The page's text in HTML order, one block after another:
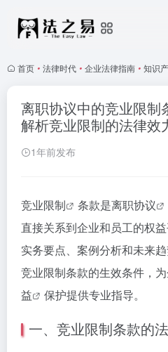
首页 • 法律时代 • 企业法律指南 • 知识
离职协议中的竞业限制
解析竞业限制的法律效
1年前发布
竞业限制 条款是离职协议
直接关系到企业和员工的权
实务要点、案例分析和未来
竞业限制条款的生效条件，为
益
保护提供专业指导。
一、竞业限制条款的